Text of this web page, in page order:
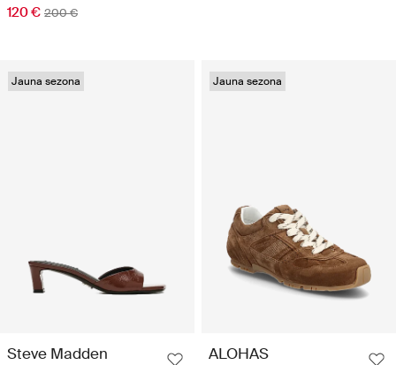
120 € 200 €
Jauna sezona
Steve Madden
Jauna sezona
ALOHAS